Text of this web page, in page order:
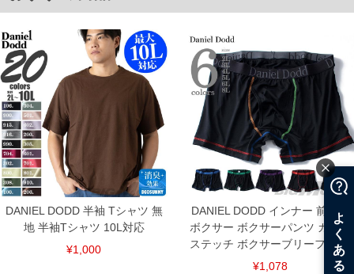
単位はcm
返品交換希望の方は、商品到着後1週間以内にご連絡ください。
下着(肌着)やワイシャツは商品の性質上、返品交換不可とさせて頂いております。予め
ご了承くださいませ。
※【ボトムの裾上げをご希望の場合】
裾上げ料金は500円+税となります。
備考欄に股下●cmとご記入下さい。（裾上げ無料対象商品は1本につき税込6,000円以
上の品が対象。1本5,999円以下の商品は有料（500円+税）となります。）
出荷まで約1週間～20日間程お時間を頂く場合がございます。
尚、裾上げした商品は返品・交換不可となりますので、予めご了承下さい。
一部、お直しに対応出来ない商品がございます。(例：裾にファスナーや調節ひもが付
いている、極端なデザインが施されている等)
※商品によって若干のサイズの誤差がございます。また、お客様がご使用の環境（コ
ンピュータ画面）によって、商品の色味が若干異なる場合がございます。予めご了承
ください。
※当店での掲載商品は、実店鋪と在庫を共用しておりますので店頭での売り違い、店
舗からのお取り寄せ等により、お客様にご迷惑をお掛けしてしまう場合がございま
す。そのようなことがない様最大限に努めておりますが、もしあった場合速やかにご
DANIEL DODD 半袖 Tシャツ 無
地 半袖Tシャツ 10L対応
¥1,000
DANIEL DODD インナー 前開き
ボクサー ボクサーパンツ カラー
ステッチ ボクサーブリーフ 下着
¥1,078